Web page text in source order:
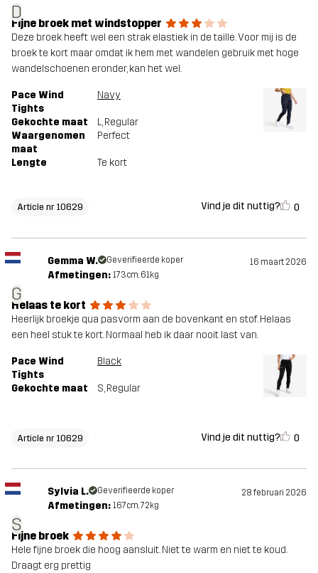
D
Fijne broek met windstopper
Deze broek heeft wel een strak elastiek in de taille. Voor mij is de
broek te kort maar omdat ik hem met wandelen gebruik met hoge
wandelschoenen eronder, kan het wel.
Pace Wind
Tights
Navy
Gekochte maat L, Regular
Waargenomen
maat
Perfect
Lengte Te kort
Article nr 10629 Vind je dit nuttig? 0
G
Gemma W. Geverifieerde koper 16 maart 2026
Afmetingen: 173cm, 61kg
Helaas te kort
Heerlijk broekje qua pasvorm aan de bovenkant en stof. Helaas
een heel stuk te kort. Normaal heb ik daar nooit last van.
Pace Wind
Tights
Black
Gekochte maat S, Regular
Article nr 10629 Vind je dit nuttig? 0
S
Sylvia L. Geverifieerde koper 28 februari 2026
Afmetingen: 167cm, 72kg
Fijne broek
Hele fijne broek die hoog aansluit. Niet te warm en niet te koud.
Draagt erg prettig